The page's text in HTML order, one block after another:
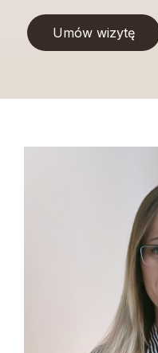
Umów wizytę